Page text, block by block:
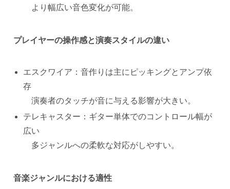
より幅広い音色変化が可能。
プレイヤーの操作感と演奏スタイルの違い
エスクワイア：音作りは主にピッキングとアンプ依
存
演奏者のタッチが音に与える影響が大きい。
テレキャスター：ギター単体でのコントロール幅が
広い
多ジャンルへの柔軟な対応がしやすい。
音楽ジャンルにおける適性